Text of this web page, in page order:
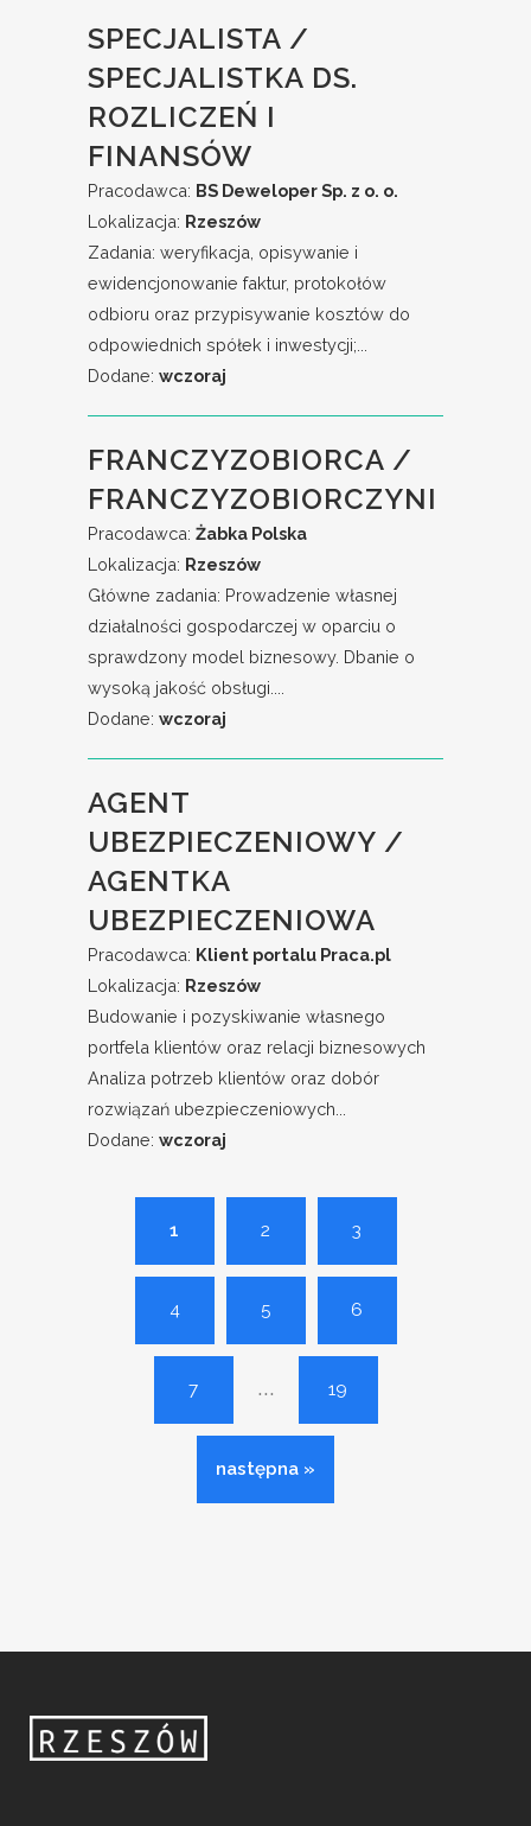
SPECJALISTA /
SPECJALISTKA DS.
ROZLICZEŃ I
FINANSÓW
Pracodawca: BS Deweloper Sp. z o. o.
Lokalizacja: Rzeszów
Zadania: weryfikacja, opisywanie i
ewidencjonowanie faktur, protokołów
odbioru oraz przypisywanie kosztów do
odpowiednich spółek i inwestycji;...
Dodane: wczoraj
FRANCZYZOBIORCA /
FRANCZYZOBIORCZYNI
Pracodawca: Żabka Polska
Lokalizacja: Rzeszów
Główne zadania: Prowadzenie własnej
działalności gospodarczej w oparciu o
sprawdzony model biznesowy. Dbanie o
wysoką jakość obsługi....
Dodane: wczoraj
AGENT
UBEZPIECZENIOWY /
AGENTKA
UBEZPIECZENIOWA
Pracodawca: Klient portalu Praca.pl
Lokalizacja: Rzeszów
Budowanie i pozyskiwanie własnego
portfela klientów oraz relacji biznesowych
Analiza potrzeb klientów oraz dobór
rozwiązań ubezpieczeniowych...
Dodane: wczoraj
1 2 3
4 5 6
7 ... 19
następna »